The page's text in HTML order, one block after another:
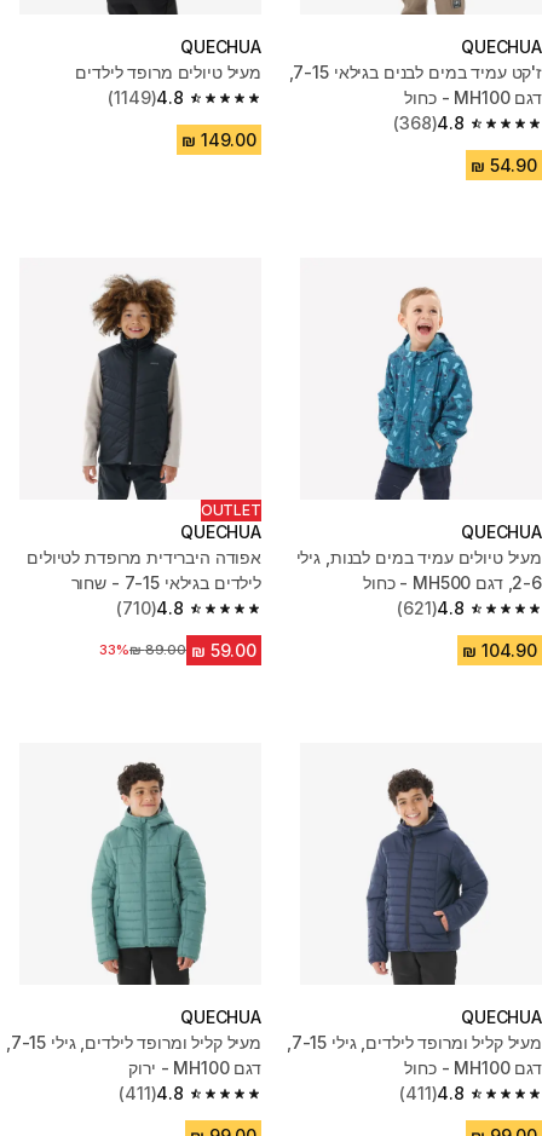
QUECHUA
דגם MH100 - כחול
4.8
4.8 out of 5 stars from 368 reviews
(368)
QUECHUA
מעיל טיולים מרופד לילדים
4.8
4.8 out of 5 stars from 1149 reviews
(1149)
QUECHUA
מעיל טיולים עמיד במים לבנות, גילי
2-6, דגם MH500 - כחול
4.8
4.8 out of 5 stars from 621 reviews
(621)
OUTLET
QUECHUA
אפודה היברידית מרופדת לטיולים
לילדים בגילאי 7-15 - שחור
4.8
4.8 out of 5 stars from 710 reviews
(710)
מחיר לפני הנחה‏89.00 ₪
33%
QUECHUA
דגם MH100 - כחול
4.8
4.8 out of 5 stars from 411 reviews
(411)
QUECHUA
דגם MH100 - ירוק
4.8
4.8 out of 5 stars from 411 reviews
(411)